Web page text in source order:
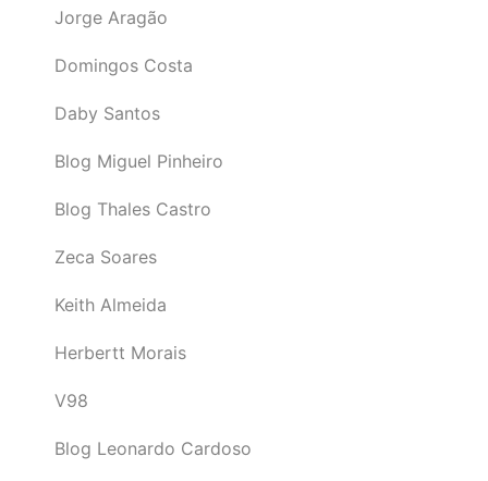
Jorge Aragão
Domingos Costa
Daby Santos
Blog Miguel Pinheiro
Blog Thales Castro
Zeca Soares
Keith Almeida
Herbertt Morais
V98
Blog Leonardo Cardoso